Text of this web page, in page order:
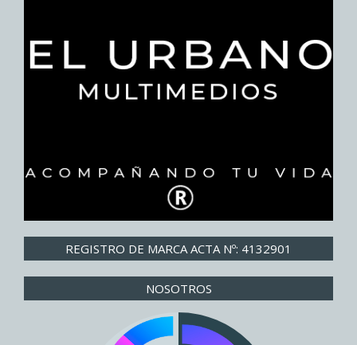
REGISTRO DE MARCA ACTA Nº: 4132901
NOSOTROS